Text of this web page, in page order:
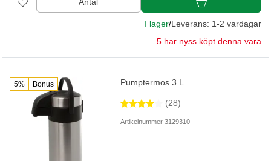
Antal
I lager/Leverans: 1-2 vardagar
5 har nyss köpt denna vara
5% Bonus Pumptermos 3 L
(28)
Artikelnummer 3129310